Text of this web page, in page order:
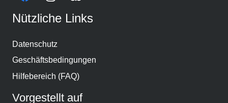
Nützliche Links
Datenschutz
Geschäftsbedingungen
Hilfebereich (FAQ)
Vorgestellt auf